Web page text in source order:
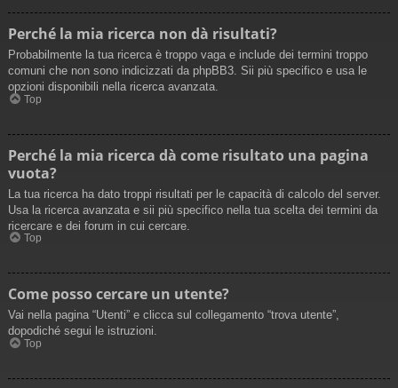
Perché la mia ricerca non dà risultati?
Probabilmente la tua ricerca è troppo vaga e include dei termini troppo
comuni che non sono indicizzati da phpBB3. Sii più specifico e usa le
opzioni disponibili nella ricerca avanzata.
Top
Perché la mia ricerca dà come risultato una pagina
vuota?
La tua ricerca ha dato troppi risultati per le capacità di calcolo del server.
Usa la ricerca avanzata e sii più specifico nella tua scelta dei termini da
ricercare e dei forum in cui cercare.
Top
Come posso cercare un utente?
Vai nella pagina “Utenti” e clicca sul collegamento “trova utente”,
dopodiché segui le istruzioni.
Top